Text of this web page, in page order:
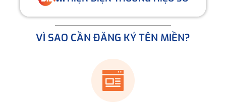
VÌ SAO CẦN ĐĂNG KÝ TÊN MIỀN?